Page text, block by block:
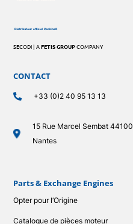
SECODI | AFETIS GROUPCOMPANY
Parts & Exchange Engines
Opter pour l’Origine
Catalogue de pièces moteur
CONTACT
+33 (0)2 40 95 13 13
15 Rue Marcel Sembat 44100
Nantes